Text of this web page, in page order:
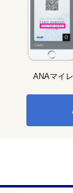
ANAマイ